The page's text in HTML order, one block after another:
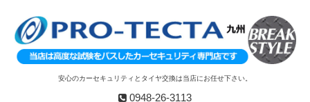
安心のカーセキュリティとタイヤ交換は当店にお任せ下さい。
0948-26-3113